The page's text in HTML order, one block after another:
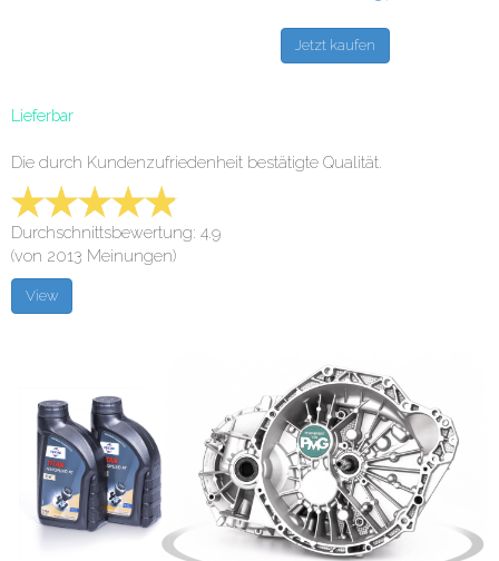
Lieferbar
Die durch Kundenzufriedenheit bestätigte Qualität.
Durchschnittsbewertung: 4.9
(von 2013 Meinungen)